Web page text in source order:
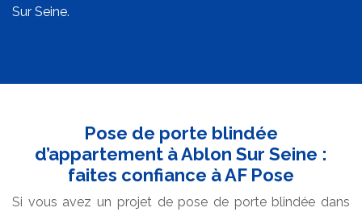
Sur Seine.
Pose de porte blindée
d’appartement à Ablon Sur Seine :
faites confiance à AF Pose
Si vous avez un projet de pose de porte blindée dans